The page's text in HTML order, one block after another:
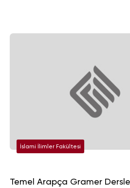
İslami İlimler Fakültesi
Temel Arapça Gramer